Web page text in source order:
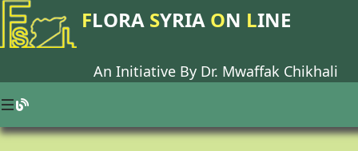
FLORA SYRIA ON LINE
An Initiative By Dr. Mwaffak Chikhali